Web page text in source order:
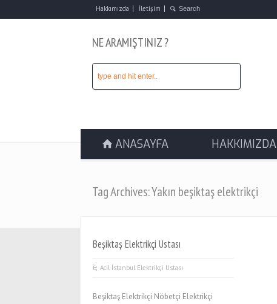
Hakkımızda İletişim
NE ARAMIŞTINIZ ?
ANASAYFA HAKKIMIZDA
Tag Archives: Yakın beşiktaş elektrikçi
Beşiktaş Elektrikçi Ustası
Acil İstanbul Elektrikçi Ustası
Beşiktaş Elektrikçi Nöbetçi Elektrikçi